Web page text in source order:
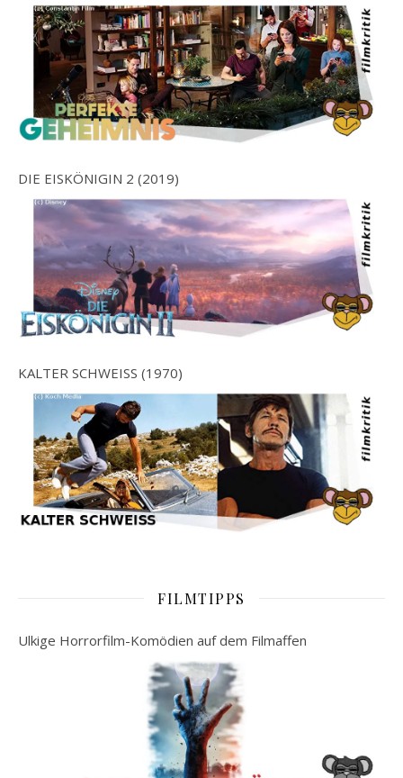
DIE EISKÖNIGIN 2 (2019)
KALTER SCHWEISS (1970)
FILMTIPPS
Ulkige Horrorfilm-Komödien auf dem Filmaffen